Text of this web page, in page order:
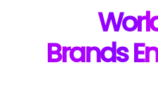
W
Brands E